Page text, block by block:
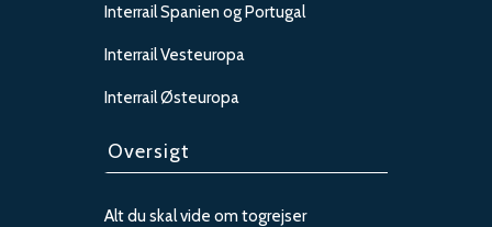
Interrail Spanien og Portugal
Interrail Vesteuropa
Interrail Østeuropa
Oversigt
Alt du skal vide om togrejser